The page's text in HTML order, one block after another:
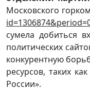
Московского
сумела добиться
политических
конкурентную
ресурсов, таких
России».